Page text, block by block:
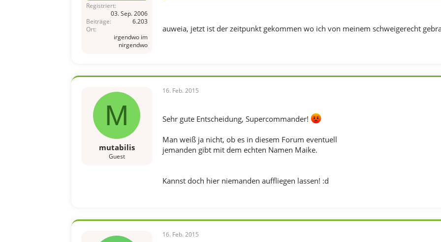
Registriert
03. Sep. 2006
Beiträge
6.203
Ort
irgendwo im
nirgendwo
auweia, jetzt ist der zeitpunkt gekommen wo ich von meinem schweigerecht
M
mutabilis
Guest
16. Feb. 2015
Sehr gute Entscheidung, Supercommander!
Man weiß ja nicht, ob es in diesem Forum eventuell
jemanden gibt mit dem echten Namen Maike.
Kannst doch hier niemanden auffliegen lassen! :d
16. Feb. 2015